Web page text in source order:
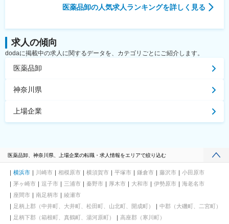
医薬品卸の人気求人ランキングを詳しく見る
求人の傾向
dodaに掲載中の求人に関するデータを、カテゴリごとにご紹介します。
医薬品卸
神奈川県
上場企業
医薬品卸、神奈川県、上場企業の転職・求人情報をエリアで絞り込む
横浜市 川崎市 相模原市 横須賀市 平塚市 鎌倉市 藤沢市
小田原市
茅ヶ崎市
逗子市 三浦市 秦野市 厚木市 大和市 伊勢原市
海老名市
座間市
南足柄市
綾瀬市
足柄上郡（中井町、大井町、松田町、山北町、開成町）
中郡（大磯町、二宮町）
足柄下郡（箱根町、真鶴町、湯河原町）
高座郡（寒川町）